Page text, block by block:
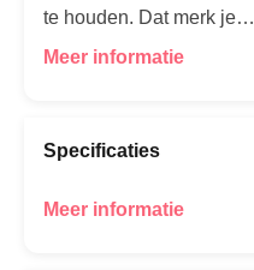
te houden. Dat merk je…
Meer informatie
Specificaties
Meer informatie